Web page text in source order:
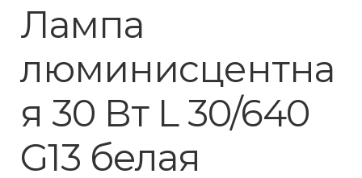
Лампа
люминисцентна
я 30 Вт L 30/640
G13 белая